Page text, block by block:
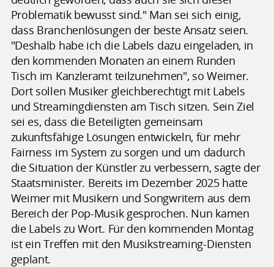
Problematik bewusst sind." Man sei sich einig,
dass Branchenlösungen der beste Ansatz seien.
"Deshalb habe ich die Labels dazu eingeladen, in
den kommenden Monaten an einem Runden
Tisch im Kanzleramt teilzunehmen", so Weimer.
Dort sollen Musiker gleichberechtigt mit Labels
und Streamingdiensten am Tisch sitzen. Sein Ziel
sei es, dass die Beteiligten gemeinsam
zukunftsfähige Lösungen entwickeln, für mehr
Fairness im System zu sorgen und um dadurch
die Situation der Künstler zu verbessern, sagte der
Staatsminister. Bereits im Dezember 2025 hatte
Weimer mit Musikern und Songwritern aus dem
Bereich der Pop-Musik gesprochen. Nun kamen
die Labels zu Wort. Für den kommenden Montag
ist ein Treffen mit den Musikstreaming-Diensten
geplant.